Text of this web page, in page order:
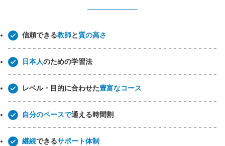
信頼できる教師と質の高さ
日本人のための学習法
レベル・目的に合わせた豊富なコース
自分のペースで通える時間割
継続できるサポート体制